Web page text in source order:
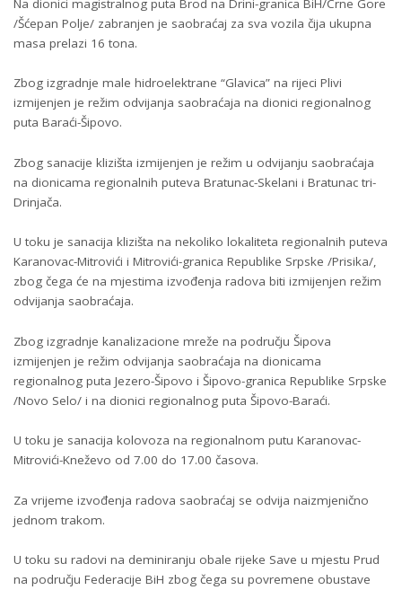
/Šćepan Polje/ zabranjen je saobraćaj za sva vozila čija ukupna
masa prelazi 16 tona.
Zbog izgradnje male hidroelektrane “Glavica” na rijeci Plivi
izmijenjen je režim odvijanja saobraćaja na dionici regionalnog
puta Baraći-Šipovo.
Zbog sanacije klizišta izmijenjen je režim u odvijanju saobraćaja
na dionicama regionalnih puteva Bratunac-Skelani i Bratunac tri-
Drinjača.
U toku je sanacija klizišta na nekoliko lokaliteta regionalnih puteva
Karanovac-Mitrovići i Mitrovići-granica Republike Srpske /Prisika/,
zbog čega će na mjestima izvođenja radova biti izmijenjen režim
odvijanja saobraćaja.
Zbog izgradnje kanalizacione mreže na području Šipova
izmijenjen je režim odvijanja saobraćaja na dionicama
regionalnog puta Jezero-Šipovo i Šipovo-granica Republike Srpske
/Novo Selo/ i na dionici regionalnog puta Šipovo-Baraći.
U toku je sanacija kolovoza na regionalnom putu Karanovac-
Mitrovići-Kneževo od 7.00 do 17.00 časova.
Za vrijeme izvođenja radova saobraćaj se odvija naizmjenično
jednom trakom.
U toku su radovi na deminiranju obale rijeke Save u mjestu Prud
na području Federacije BiH zbog čega su povremene obustave